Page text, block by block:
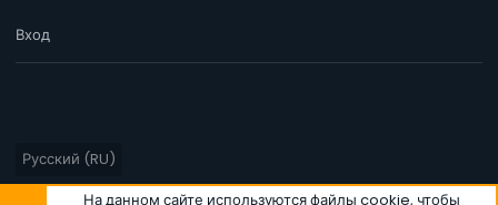
Вход
Русский (RU)
Условия и правила
Политика конфиденциальности
Помощь
На данном сайте используются файлы cookie, чтобы